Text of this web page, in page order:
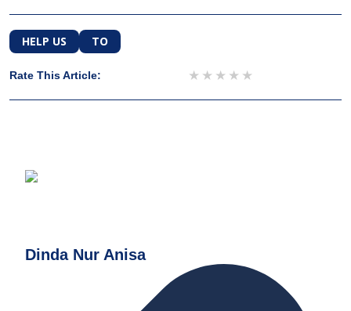
HELP US TO
Rate This Article: 4 stars
3 stars
2 stars
1 star
Dinda Nur Anisa